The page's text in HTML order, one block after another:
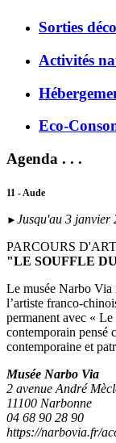
Sorties
Activités
Eco-
Agenda . . .
11 - Aude
► Jusqu'au 3 janvier
PARCOURS
"LE SOUFFLE
Le musée Narbo
l’artiste franco-
permanent avec «
contemporain pensé
contemporaine et
Musée Narbo Via
2 avenue André
11100 Narbonne
04 68 90 28 90
https://narbovia.fr/